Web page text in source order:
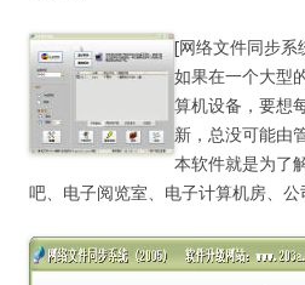
[网络文件同步系
如果在一个大型
算机设备，要想
新，总没可能由
本软件就是为了
吧、电子阅览室、电子计算机房、公